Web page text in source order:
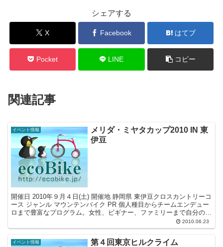
シェアする
X Facebook はてブ
Pocket LINE コピー
関連記事
イベント情報
メリダ・ミヤタカップ2010 IN 東
伊豆
開催日 2010年９月４日(土) 開催地 静岡県 東伊豆クロスカントリーコ
ース ジャンル マウンテンバイク PR 個人種目からチームエンデュー
ロまで豊富なプログラム。女性、ビギナー、ファミリーまで自分のレ
2010.06.23
イベント情報
第４回東京ヒルクライム